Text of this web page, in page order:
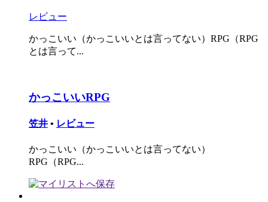
レビュー
かっこいい（かっこいいとは言ってない）RPG（RPG
とは言って...
かっこいいRPG
笠井 • レビュー
かっこいい（かっこいいとは言ってない）
RPG（RPG...